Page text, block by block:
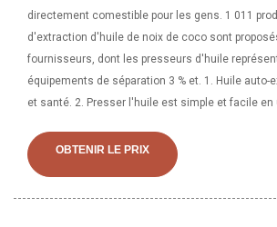
directement comestible pour les gens. 1 011
d'extraction d'huile de noix de coco sont
fournisseurs, dont les presseurs d'huile
équipements de séparation 3 % et. 1. Huile auto-
et santé. 2. Presser l'huile est simple et facile en
rapide et pratique. 4. Aspect acier inoxydable,
cylindre de compression et la tige de
OBTENIR LE PRIX